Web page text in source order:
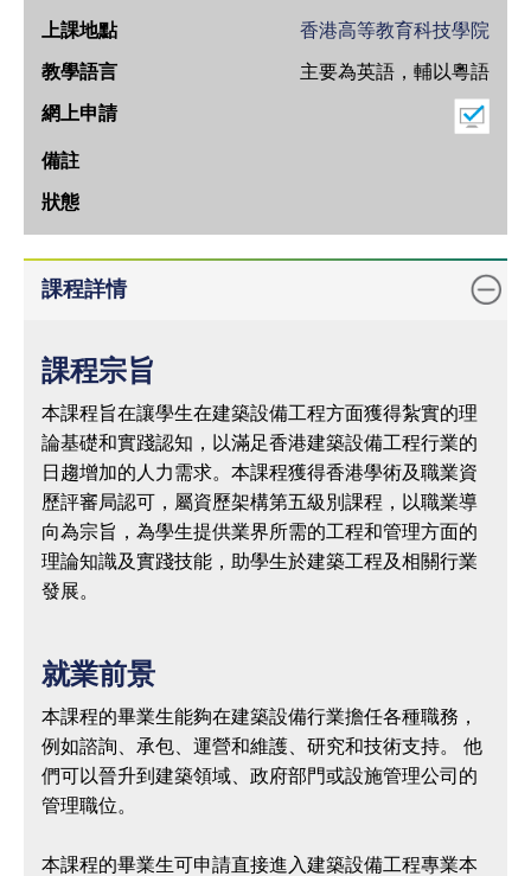
開
日
期
上
課
地
點
教
言
網
上
申
請
備
註
香港高等教育科技學院
主要為英語，輔以粵語
課程詳情
課程宗旨
本課程旨在讓學生在建築設備工程方面獲得紮實的理
論基礎和實踐認知，以滿足香港建築設備工程行業的
日趨增加的人力需求。本課程獲得香港學術及職業資
歷評審局認可，屬資歷架構第五級別課程，以職業導
向為宗旨，為學生提供業界所需的工程和管理方面的
理論知識及實踐技能，助學生於建築工程及相關行業
發展。
就業前景
本課程的畢業生能夠在建築設備行業擔任各種職務，
例如諮詢、承包、運營和維護、研究和技術支持。 他
們可以晉升到建築領域、政府部門或設施管理公司的
管理職位。
本課程的畢業生可申請直接進入建築設備工程專業本